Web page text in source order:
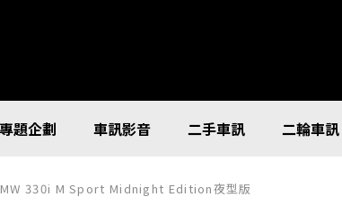
專題企劃 車訊影音 二手車訊 二輪車訊
330i M Sport Midnight Edition夜型版